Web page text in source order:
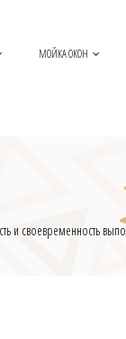
МОЙКА ОКОН
и своевременность